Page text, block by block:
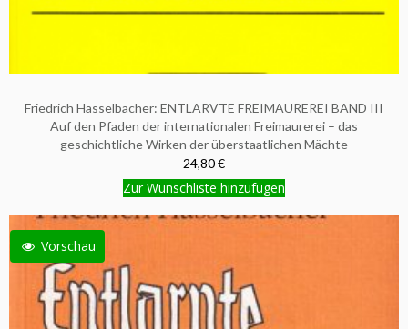
Friedrich Hasselbacher: ENTLARVTE FREIMAUREREI BAND III
Auf den Pfaden der internationalen Freimaurerei – das
geschichtliche Wirken der überstaatlichen Mächte
24,80 €
Zur Wunschliste hinzufügen
Vorschau